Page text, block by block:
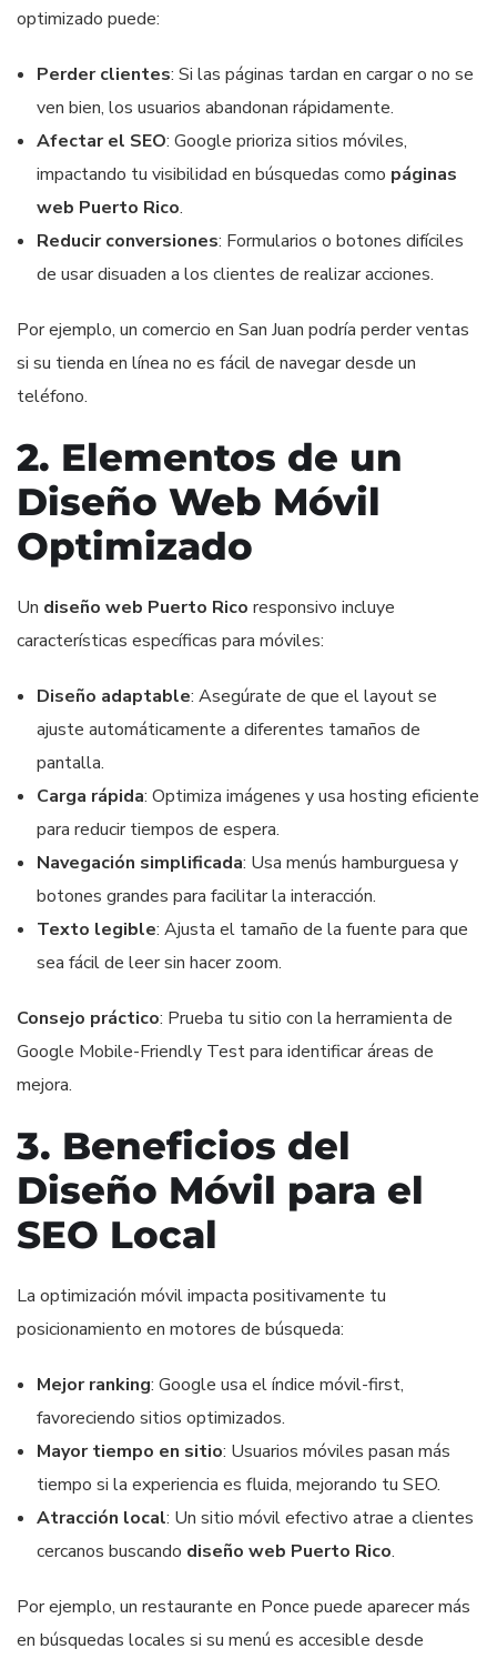
optimizado puede:
Perder clientes: Si las páginas tardan en cargar o no se
ven bien, los usuarios abandonan rápidamente.
Afectar el SEO: Google prioriza sitios móviles,
impactando tu visibilidad en búsquedas como páginas
web Puerto Rico.
Reducir conversiones: Formularios o botones difíciles
de usar disuaden a los clientes de realizar acciones.
Por ejemplo, un comercio en San Juan podría perder ventas
si su tienda en línea no es fácil de navegar desde un
teléfono.
2. Elementos de un
Diseño Web Móvil
Optimizado
Un diseño web Puerto Rico responsivo incluye
características específicas para móviles:
Diseño adaptable: Asegúrate de que el layout se
ajuste automáticamente a diferentes tamaños de
pantalla.
Carga rápida: Optimiza imágenes y usa hosting eficiente
para reducir tiempos de espera.
Navegación simplificada: Usa menús hamburguesa y
botones grandes para facilitar la interacción.
Texto legible: Ajusta el tamaño de la fuente para que
sea fácil de leer sin hacer zoom.
Consejo práctico: Prueba tu sitio con la herramienta de
Google Mobile-Friendly Test para identificar áreas de
mejora.
3. Beneficios del
Diseño Móvil para el
SEO Local
La optimización móvil impacta positivamente tu
posicionamiento en motores de búsqueda:
Mejor ranking: Google usa el índice móvil-first,
favoreciendo sitios optimizados.
Mayor tiempo en sitio: Usuarios móviles pasan más
tiempo si la experiencia es fluida, mejorando tu SEO.
Atracción local: Un sitio móvil efectivo atrae a clientes
cercanos buscando diseño web Puerto Rico.
Por ejemplo, un restaurante en Ponce puede aparecer más
en búsquedas locales si su menú es accesible desde